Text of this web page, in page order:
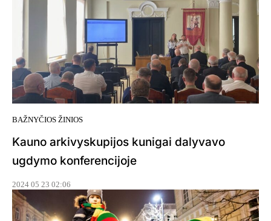
BAŽNYČIOS ŽINIOS
Kauno arkivyskupijos kunigai dalyvavo
ugdymo konferencijoje
2024 05 23 02:06